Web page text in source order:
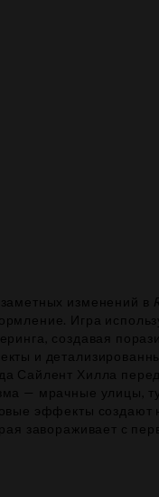
изменений в
Игра
создавая
и
Сайлент Хилла
— мрачные улицы,
эффекты создают
завораживает с